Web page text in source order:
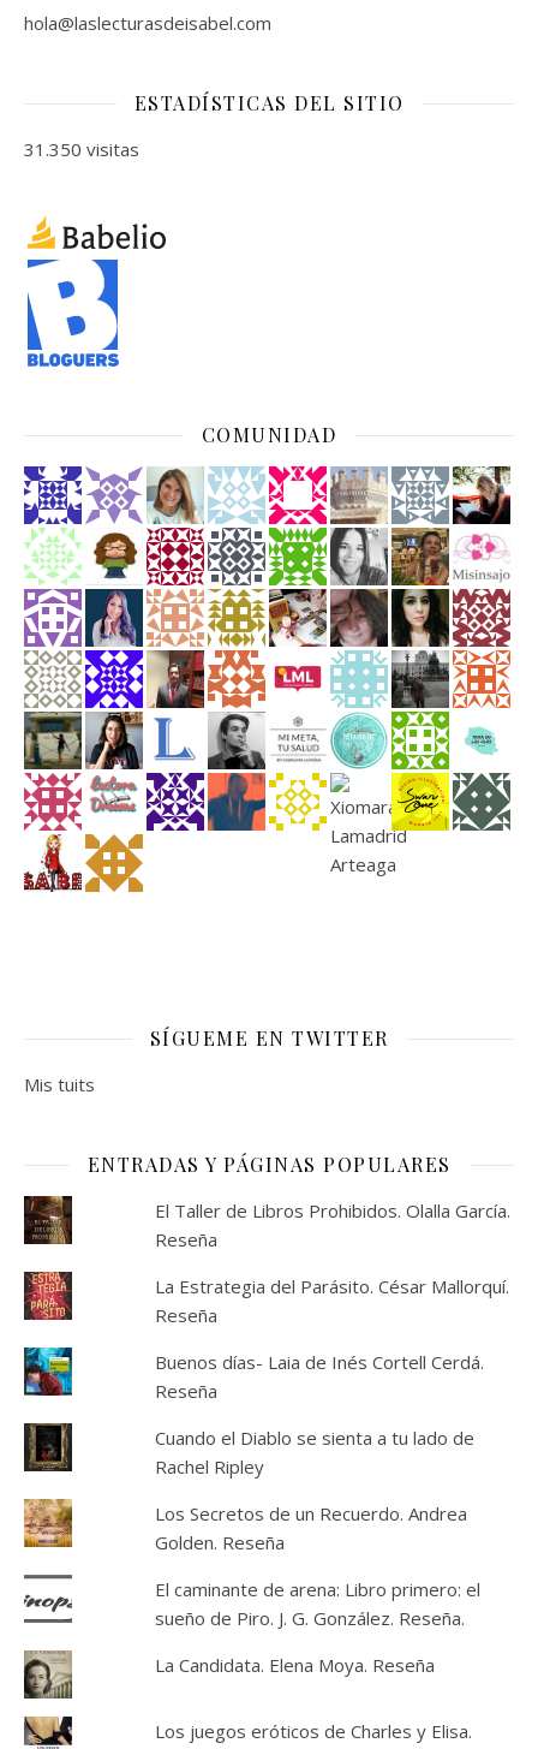
hola@laslecturasdeisabel.com
ESTADÍSTICAS DEL SITIO
31.350 visitas
COMUNIDAD
SÍGUEME EN TWITTER
Mis tuits
ENTRADAS Y PÁGINAS POPULARES
El Taller de Libros Prohibidos. Olalla García.
Reseña
La Estrategia del Parásito. César Mallorquí.
Reseña
Buenos días- Laia de Inés Cortell Cerdá.
Reseña
Cuando el Diablo se sienta a tu lado de
Rachel Ripley
Los Secretos de un Recuerdo. Andrea
Golden. Reseña
El caminante de arena: Libro primero: el
sueño de Piro. J. G. González. Reseña.
La Candidata. Elena Moya. Reseña
Los juegos eróticos de Charles y Elisa.